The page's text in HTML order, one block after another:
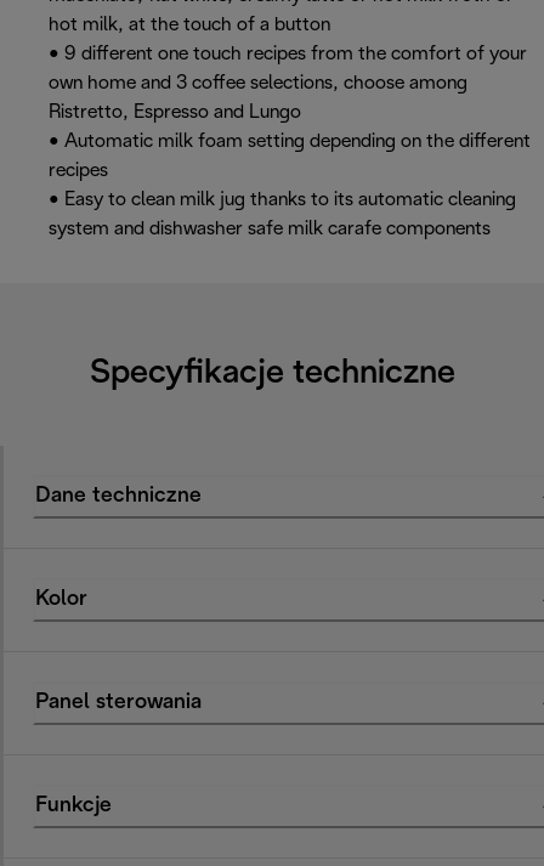
hot milk, at the touch of a button
• 9 different one touch recipes from the comfort of your
own home and 3 coffee selections, choose among
Ristretto, Espresso and Lungo
• Automatic milk foam setting depending on the different
recipes
• Easy to clean milk jug thanks to its automatic cleaning
system and dishwasher safe milk carafe components
Specyfikacje techniczne
Dane techniczne
Kolor
Panel sterowania
Funkcje